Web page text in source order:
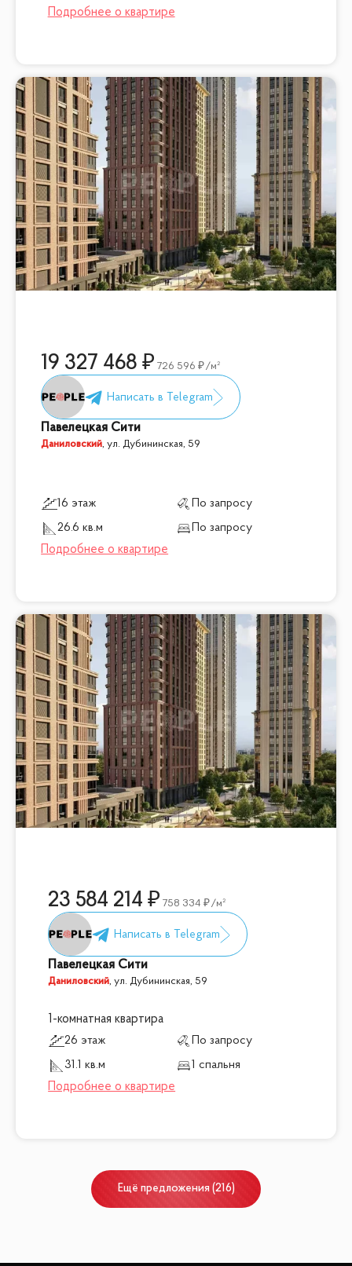
19 327 468 726 596 /м²
Павелецкая Сити
Даниловский,ул. Дубининская, 59
16 этаж
По запросу
26.6 кв.м
По запросу
23 584 214 758 334 /м²
Павелецкая Сити
Даниловский,ул. Дубининская, 59
1-комнатная квартира
26 этаж
По запросу
31.1 кв.м
1 спальня
Ещё предложения (216)